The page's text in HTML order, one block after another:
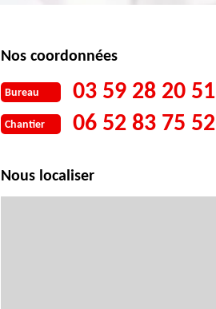
Nos coordonnées
Bureau 03 59 28 20 51
Chantier 06 52 83 75 52
Nous localiser